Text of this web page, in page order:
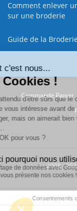
Comment enlever
sur une broderie
Guide de la Broderie
Commande Papier
2008 -